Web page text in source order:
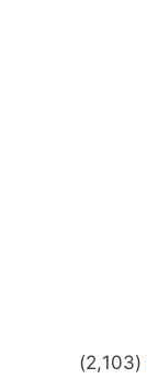
(2,103)